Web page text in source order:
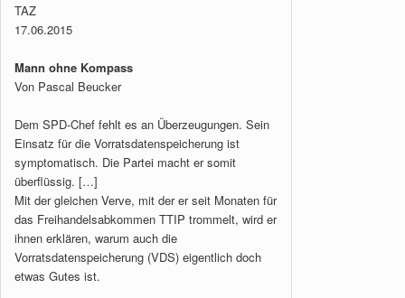
TAZ
17.06.2015
Mann ohne Kompass
Von Pascal Beucker
Dem SPD-Chef fehlt es an Überzeugungen. Sein
Einsatz für die Vorratsdatenspeicherung ist
symptomatisch. Die Partei macht er somit
überflüssig. […]
Mit der gleichen Verve, mit der er seit Monaten für
das Freihandelsabkommen TTIP trommelt, wird er
ihnen erklären, warum auch die
Vorratsdatenspeicherung (VDS) eigentlich doch
etwas Gutes ist.